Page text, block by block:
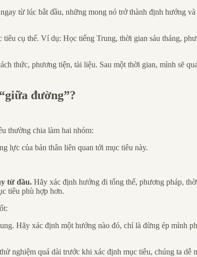
từ lúc bắt đầu, những mong nó trở thành định hướng
cụ thể. Ví dụ: Học tiếng Trung, thời gian sáu tháng,
thức, phương tiện, tài liệu. Sau một thời gian, mình sẽ
đường”?
thường chia làm hai nhóm:
lực của bản thân liên quan tới mục tiêu này.
từ đầu. Hãy xác định hướng đi tổng thể, phương pháp,
tiêu phù hợp hơn.
Hãy xác định một hướng nào đó, chỉ là đừng ép mình
nghiệm quá dài trước khi xác định mục tiêu, chúng ta dễ